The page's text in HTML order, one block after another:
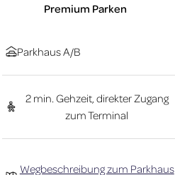
Premium Parken
Parkhaus A/B
2 min. Gehzeit, direkter Zugang
zum Terminal
Wegbeschreibung zum Parkhaus